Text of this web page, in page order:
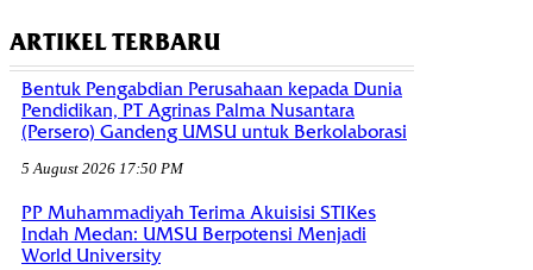
ARTIKEL TERBARU
Bentuk Pengabdian Perusahaan kepada Dunia
Pendidikan, PT Agrinas Palma Nusantara
(Persero) Gandeng UMSU untuk Berkolaborasi
5 August 2026 17:50 PM
PP Muhammadiyah Terima Akuisisi STIKes
Indah Medan: UMSU Berpotensi Menjadi
World University